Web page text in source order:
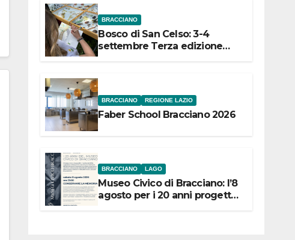
BRACCIANO
Bosco di San Celso: 3-4
settembre Terza edizione
BRACCIANO REGIONE LAZIO
Faber School Bracciano 2026
BRACCIANO LAGO
Museo Civico di Bracciano: l’8
agosto per i 20 anni progetto